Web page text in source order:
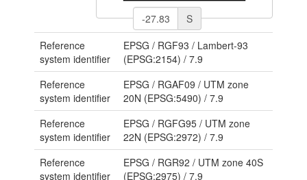
S
Reference
system identifier
EPSG / RGF93 / Lambert-93
(EPSG:2154) / 7.9
Reference
system identifier
EPSG / RGAF09 / UTM zone
20N (EPSG:5490) / 7.9
Reference
system identifier
EPSG / RGFG95 / UTM zone
22N (EPSG:2972) / 7.9
Reference
system identifier
EPSG / RGR92 / UTM zone 40S
(EPSG:2975) / 7.9